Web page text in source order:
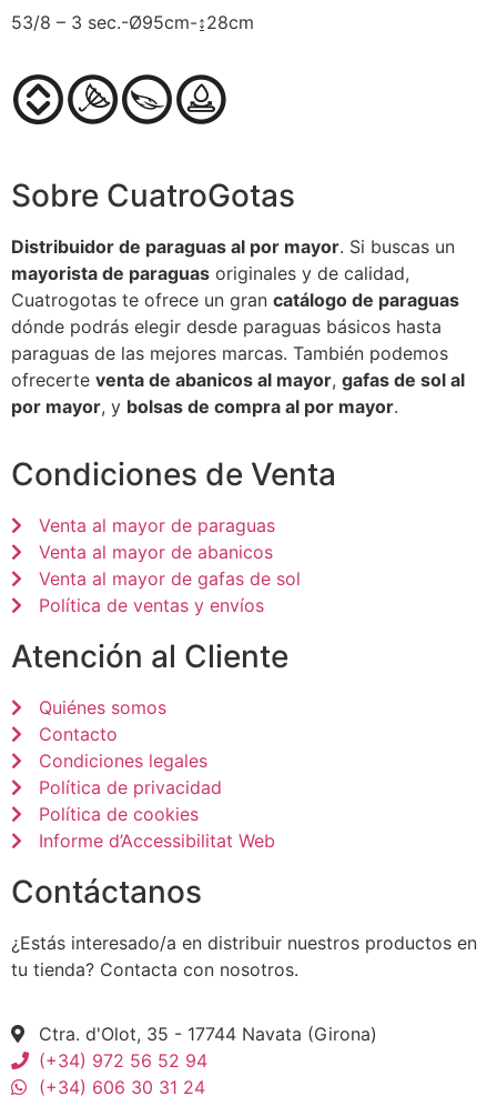
53/8 – 3 sec.-Ø95cm-↨28cm
Sobre CuatroGotas
Distribuidor de paraguas al por mayor. Si buscas un
mayorista de paraguas originales y de calidad,
Cuatrogotas te ofrece un gran catálogo de paraguas
dónde podrás elegir desde paraguas básicos hasta
paraguas de las mejores marcas. También podemos
ofrecerte venta de abanicos al mayor, gafas de sol al
por mayor, y bolsas de compra al por mayor.
Condiciones de Venta
Venta al mayor de paraguas
Venta al mayor de abanicos
Venta al mayor de gafas de sol
Política de ventas y envíos
Atención al Cliente
Quiénes somos
Contacto
Condiciones legales
Política de privacidad
Política de cookies
Informe d’Accessibilitat Web
Contáctanos
¿Estás interesado/a en distribuir nuestros productos en
tu tienda? Contacta con nosotros.
Ctra. d'Olot, 35 - 17744 Navata (Girona)
(+34) 972 56 52 94
(+34) 606 30 31 24